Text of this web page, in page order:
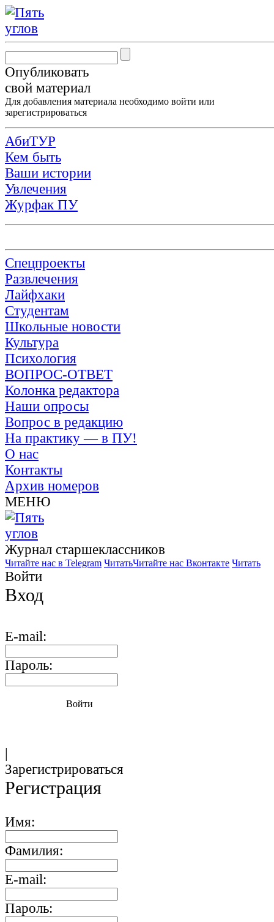
Опубликовать
свой материал
Для добавления материала необходимо войти или
зарегистрироваться
АбиТУР
Кем быть
Ваши истории
Увлечения
Журфак ПУ
Спецпроекты
Развлечения
Лайфхаки
Студентам
Школьные новости
Культура
Психология
ВОПРОС-ОТВЕТ
Колонка редактора
Наши опросы
Вопрос в редакцию
На практику — в ПУ!
О нас
Контакты
Архив номеров
МЕНЮ
Журнал старшекласcников
Читайте нас в Telegram ЧитатьЧитайте нас Вконтакте Читать
Войти
Вход
E-mail:
Пароль:
Войти
|
Зарегистрироваться
Регистрация
Имя:
Фамилия:
E-mail:
Пароль: